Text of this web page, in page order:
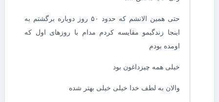
حتی همین الانشم که حدود ۵۰ روز دوباره برگشتم به
اینجا زندگیمو مقایسه کردم مدام با روزهای اول که
اومده بودم
خیلی همه چیزداغون بود
والان به لطف خدا خیلی خیلی بهتر شده